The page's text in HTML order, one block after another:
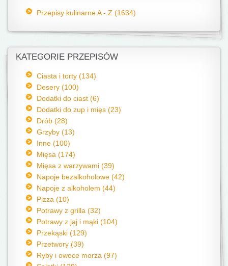
Przepisy kulinarne A - Z (1634)
KATEGORIE PRZEPISÓW
Ciasta i torty (134)
Desery (100)
Dodatki do ciast (6)
Dodatki do zup i mięs (23)
Drób (28)
Grzyby (13)
Inne (100)
Mięsa (174)
Mięsa z warzywami (39)
Napoje bezalkoholowe (42)
Napoje z alkoholem (44)
Pizza (10)
Potrawy z grilla (32)
Potrawy z jaj i mąki (104)
Przekąski (129)
Przetwory (39)
Ryby i owoce morza (97)